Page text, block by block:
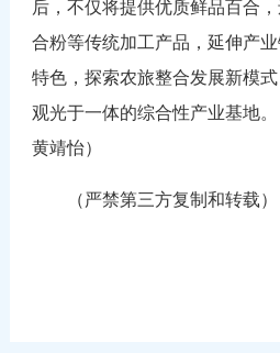
后，不仅将提供优质鲜品百合
合粉等传统加工产品，延伸产
特色，探索农旅整合发展新模式
观光于一体的综合性产业基地
黄靖怡）
（严禁第三方复制和转载）